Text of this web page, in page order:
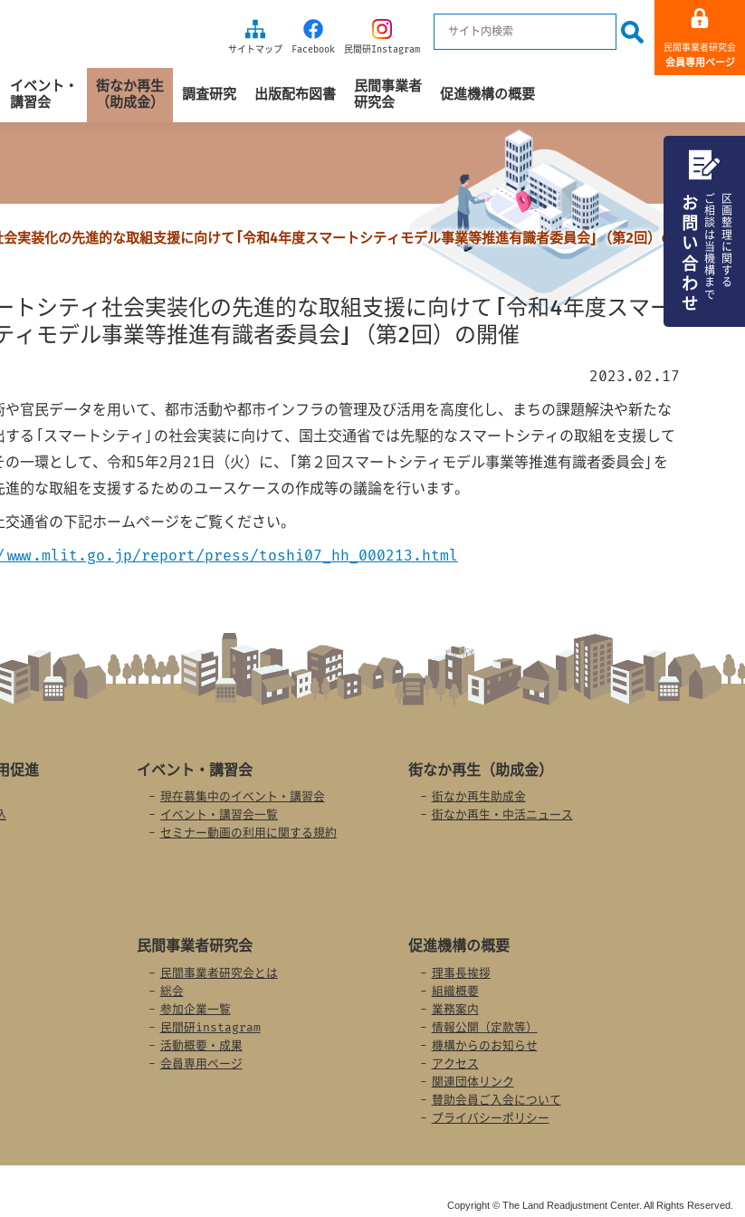
サイトマップ Facebook 民間研Instagram 民間事業者研究会
会員専用ページ
イベント・
講習会
街なか再生
（助成金）
調査研究 出版配布図書
民間事業者
研究会
促進機構の概要
区画整理に関する
ご相談は当機構まで
お問い合わせ
実装化の先進的な取組支援に向けて「令和4年度スマートシティモデル事業等推進有識者委員会」（第2回）の
トシティ社会実装化の先進的な取組支援に向けて「令和4年度スマー
ィモデル事業等推進有識者委員会」（第2回）の開催
2023.02.17
や官民データを用いて、都市活動や都市インフラの管理及び活用を高度化し、まちの課題解決や新たな
る「スマートシティ」の社会実装に向けて、国土交通省では先駆的なスマートシティの取組を支援して
の一環として、令和5年2月21日（火）に、「第２回スマートシティモデル事業等推進有識者委員会」を
進的な取組を支援するためのユースケースの作成等の議論を行います。
通省の下記ホームページをご覧ください。
report/press/toshi07_hh_000213.html
促進 イベント・ 講習会
現在募集中のイベント・講習会
イベント・講習会一覧
セミナー動画の利用に関する規約
街なか再生 （助成金）
街なか再生助成金
街なか再生・中活ニュース
民間事業者研究会
民間事業者研究会とは
総会
参加企業一覧
民間研instagram
活動概要・成果
会員専用ページ
促進機構の概要
理事長挨拶
組織概要
業務案内
情報公開（定款等）
機構からのお知らせ
アクセス
関連団体リンク
賛助会員ご入会について
プライバシーポリシー
Copyright © The Land Readjustment Center. All Rights Reserved.